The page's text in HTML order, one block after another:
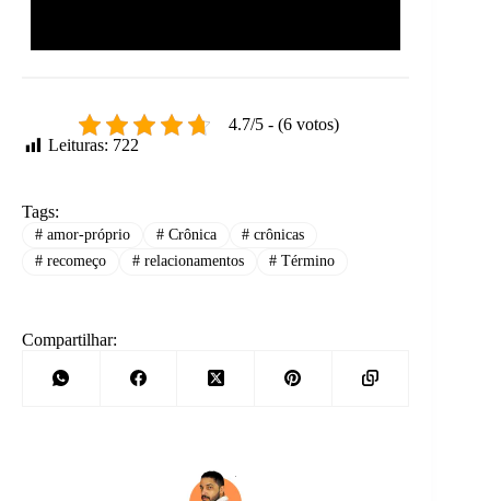
4.7/5 - (6 votos)
Leituras: 722
Tags:
#amor-próprio #Crônica # crônicas
#recomeço #relacionamentos # Término
Compartilhar: